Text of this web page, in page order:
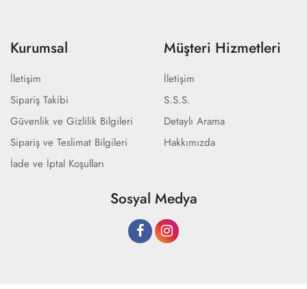
Kurumsal
İletişim
Sipariş Takibi
Güvenlik ve Gizlilik Bilgileri
Sipariş ve Teslimat Bilgileri
İade ve İptal Koşulları
Müşteri Hizmetleri
İletişim
S.S.S.
Detaylı Arama
Hakkımızda
Sosyal Medya